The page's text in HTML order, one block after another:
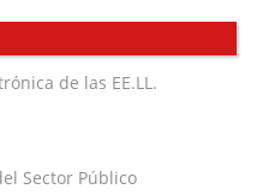
de las EE.LL.
Sector Público